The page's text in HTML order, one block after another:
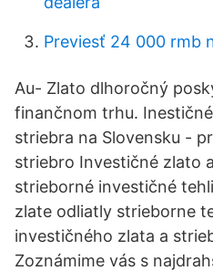
Previesť 24 000 rmb
Au- Zlato dlhoročný
finančnom trhu. Inestičné
striebra na Slovensku -
striebro Investičné zlato
strieborné investičné
zlate odliatly strieborne
investičného zlata a
Zoznámime vás s